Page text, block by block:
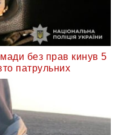
без прав кинув 5
патрульних